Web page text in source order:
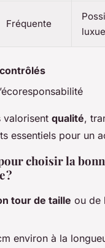
Fréquente
valorisent qualité,
essentiels pour un
choisir la
?
tour de taille ou de
environ à la